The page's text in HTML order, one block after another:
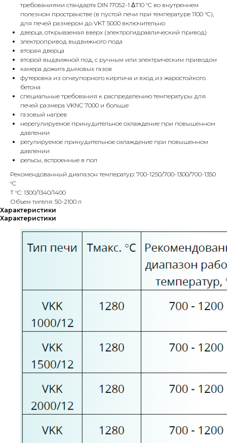
требованиями стандарта DIN 17052-1 ΔT10 °C во внутреннем
полезном пространстве (в пустой печи при температуре 1100 °C),
для печей размером до VKT 5000 включительно
дверца, открываемая вверх (электрогидравлический привод)
электропривод выдвижного пода
вторая дверца
второй выдвижной под, с ручным или электрическим приводом
камера дожига дымовых газов
футеровка из огнеупорного кирпича и вход из жаростойкого
бетона
специальные требования к распределению температуры для
печей размера VKNC 7000 и больше
газовый нагрев
нерегулируемое принудительное охлаждение при повышенном
давлении
регулируемое принудительное охлаждение при повышенном
давлении
рельсы, встроенные в пол
Рекомендованный диапазон температур: 700-1250/700-1300/700-1350
°C
T °C: 1300/1340/1400
Объем тигеля: 50-2100 л
Характеристики
Характеристики